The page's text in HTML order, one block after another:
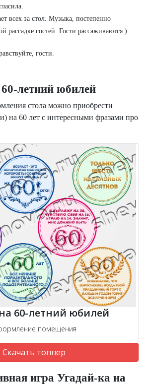
всех за стол. Музыка, постепенно
рассадке гостей. Гости рассаживаются.)
гости.
летний юбилей
стола можно приобрести
на 60 лет с интересными фразами про
60-летний юбилей
помещения
Скачать топпер
игра Угадай-ка на